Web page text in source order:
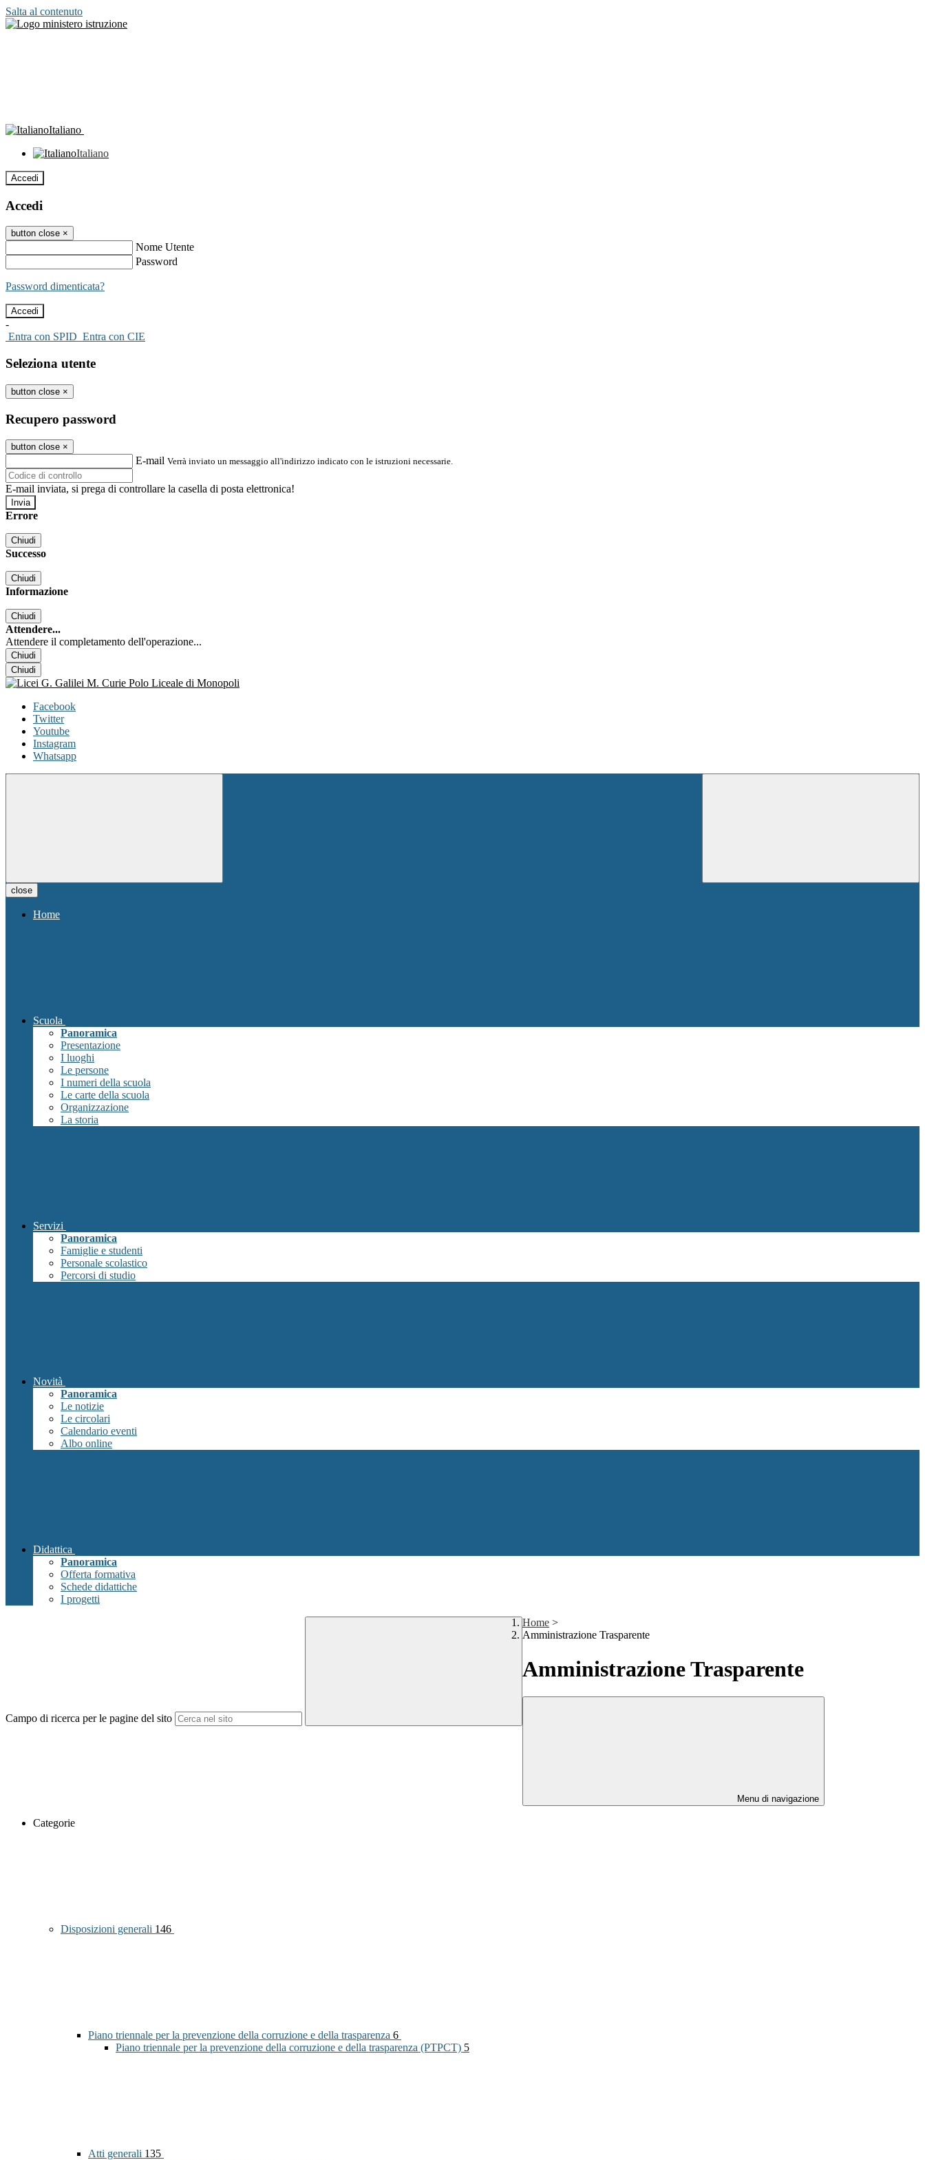
Salta al contenuto
Italiano
Italiano
Accedi
Accedi
button close ×
Nome Utente
Password
Password dimenticata?
-
Entra con SPID Entra con CIE
Seleziona utente
button close ×
Recupero password
button close ×
E-mail Verrà inviato un messaggio all'indirizzo indicato con le istruzioni necessarie.
E-mail inviata, si prega di controllare la casella di posta elettronica!
Errore
Chiudi
Successo
Chiudi
Informazione
Chiudi
Attendere...
Attendere il completamento dell'operazione...
Chiudi
Chiudi
Facebook
Twitter
Youtube
Instagram
Whatsapp
close
Home
Scuola
Panoramica
Presentazione
I luoghi
Le persone
I numeri della scuola
Le carte della scuola
Organizzazione
La storia
Servizi
Panoramica
Famiglie e studenti
Personale scolastico
Percorsi di studio
Novità
Panoramica
Le notizie
Le circolari
Calendario eventi
Albo online
Didattica
Panoramica
Offerta formativa
Schede didattiche
I progetti
Campo di ricerca per le pagine del sito
Home >
Amministrazione Trasparente
Amministrazione Trasparente
Menu di navigazione
Categorie
Disposizioni generali 146
Piano triennale per la prevenzione della corruzione e della trasparenza 6
Piano triennale per la prevenzione della corruzione e della trasparenza (PTPCT) 5
Atti generali 135